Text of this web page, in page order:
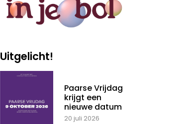
Uitgelicht!
Paarse Vrijdag
krijgt een
nieuwe datum
20 juli 2026